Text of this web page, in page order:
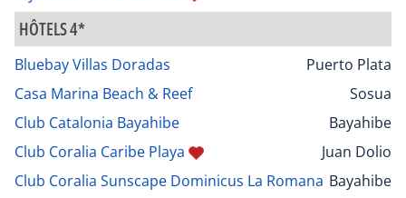
HÔTELS 4*
Bluebay Villas Doradas
Puerto Plata
Casa Marina Beach & Reef
Sosua
Club Catalonia Bayahibe
Bayahibe
Club Coralia Caribe Playa
Juan Dolio
Club Coralia Sunscape Dominicus La Romana Bayahibe